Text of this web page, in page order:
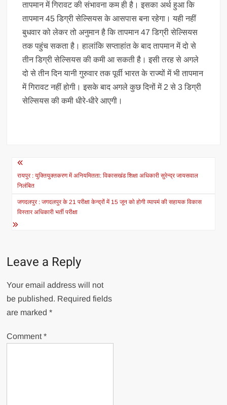
तापमान में गिरावट की संभावना कम ही है। इसका अर्थ हुआ कि
तापमान 45 डिग्री सेल्सियस के आसपास बना रहेगा। यही नहीं
बुधवार को लेकर तो अनुमान है कि तापमान 47 डिग्री सेल्सियस
तक पहुंच सकता है। हालांकि सप्ताहांत के बाद तापमान में दो से
तीन डिग्री सेल्सियस की कमी आ सकती है। इसी तरह से अगले
दो से तीन दिन यानी गुरुवार तक पूर्वी भारत के राज्यों में भी तापमान
में गिरावट नहीं होगी। इसके बाद अगले कुछ दिनों में 2 से 3 डिग्री
सेल्सियस की कमी धीरे-धीरे आएगी।
Post
navigation
रायपुर : युक्तियुक्तकरण में अनियमितता: विकासखंड शिक्षा अधिकारी सुरेन्द्र जायसवाल
निलंबित
जगदलपुर : जगदलपुर के 21 परीक्षा केन्द्रों में 15 जून को होगी व्यापमं की सहायक विकास
विस्तार अधिकारी भर्ती परीक्षा
Leave a Reply
Your email address will not
be published. Required fields
are marked*
Comment*